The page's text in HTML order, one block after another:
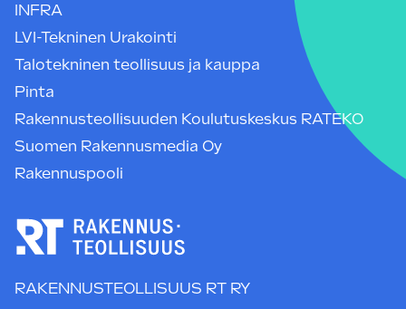
INFRA
LVI-Tekninen Urakointi
Talotekninen teollisuus ja kauppa
Pinta
Rakennusteollisuuden Koulutuskeskus RATEKO
Suomen Rakennusmedia Oy
Rakennuspooli
RAKENNUSTEOLLISUUS RT RY